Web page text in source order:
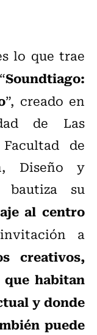
lo que trae
Soundtiago:
”, creado en
de Las
de
Diseño y
su
al centro
a
creativos,
habitan
y donde
puede